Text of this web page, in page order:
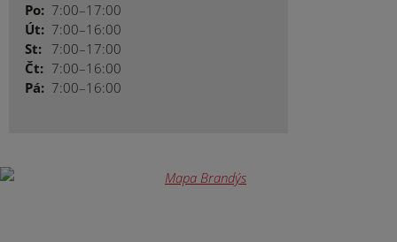
Po: 7:00–17:00
Út: 7:00–16:00
St: 7:00–17:00
Čt: 7:00–16:00
Pá: 7:00–16:00